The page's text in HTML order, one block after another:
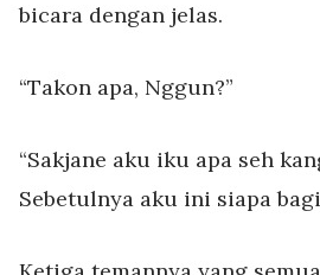
bicara dengan jelas.
“Takon apa, Nggun?”
“Sakjane aku iku apa seh
Sebetulnya aku ini siapa